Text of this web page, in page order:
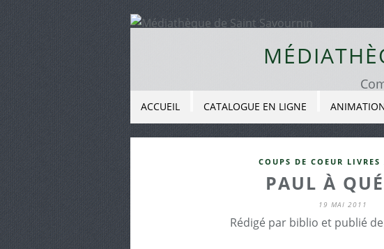
ACCUEIL CATALOGUE EN LIGNE
COUPS DE COEUR LIVRES
PAUL À
19 MAI 2011
Rédigé par biblio et publié